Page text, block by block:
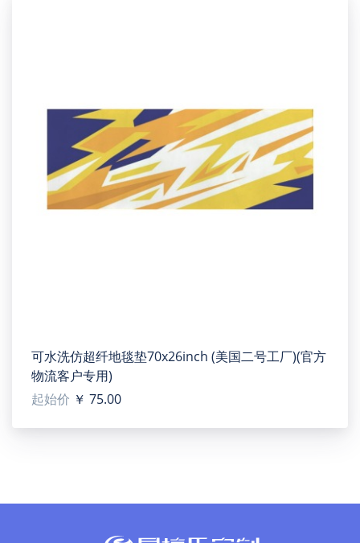
可水洗仿超纤地毯垫70x26inch (美国二号工厂)(官方
物流客户专用)
起始价 ￥ 75.00